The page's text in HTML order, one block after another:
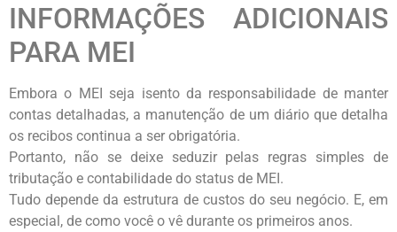
INFORMAÇÕES ADICIONAIS
PARA MEI
Embora o MEI seja isento da responsabilidade de manter
contas detalhadas, a manutenção de um diário que detalha
os recibos continua a ser obrigatória.
Portanto, não se deixe seduzir pelas regras simples de
tributação e contabilidade do status de MEI.
Tudo depende da estrutura de custos do seu negócio. E, em
especial, de como você o vê durante os primeiros anos.